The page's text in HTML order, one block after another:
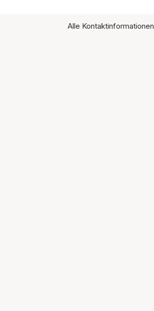
Alle Kontaktinformationen